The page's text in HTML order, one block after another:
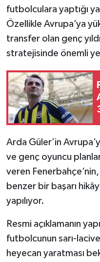
futbolculara yaptığı
Özellikle Avrupa’ya
transfer olan genç
stratejisinde önemli
Arda Güler’in
ve genç oyuncu
veren
benzer bir başarı
yapılıyor.
Resmi açıklamanın
futbolcunun sarı-
heyecan yaratması